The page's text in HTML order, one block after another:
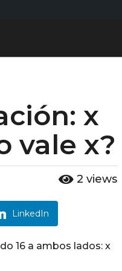
x
vale x?
2 views
LinkedIn
16 a ambos lados: x